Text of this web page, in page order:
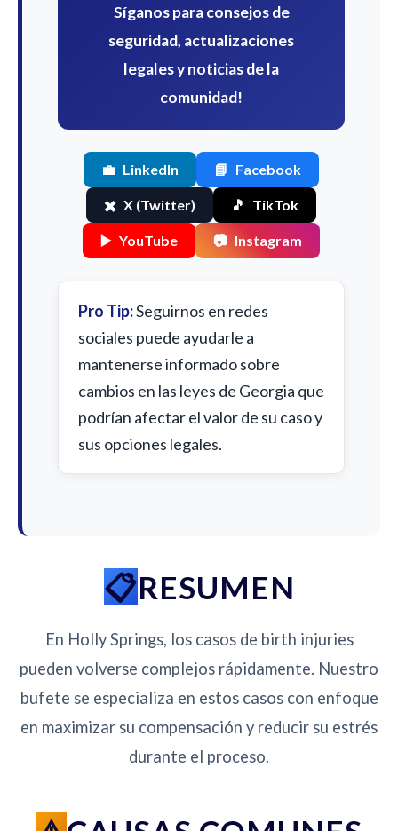
Síganos para consejos de
seguridad, actualizaciones
legales y noticias de la
comunidad!
💼 LinkedIn 📘 Facebook
✖️ X (Twitter) 🎵 TikTok
▶️ YouTube 📷 Instagram
Pro Tip:Seguirnos en redes
sociales puede ayudarle a
mantenerse informado sobre
cambios en las leyes de Georgia que
podrían afectar el valor de su caso y
sus opciones legales.
RESUMEN
En Holly Springs, los casos de birth injuries
pueden volverse complejos rápidamente. Nuestro
bufete se especializa en estos casos con enfoque
en maximizar su compensación y reducir su estrés
durante el proceso.